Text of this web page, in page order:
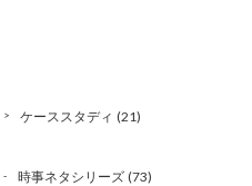
ケーススタディ (21)
時事ネタシリーズ(73)